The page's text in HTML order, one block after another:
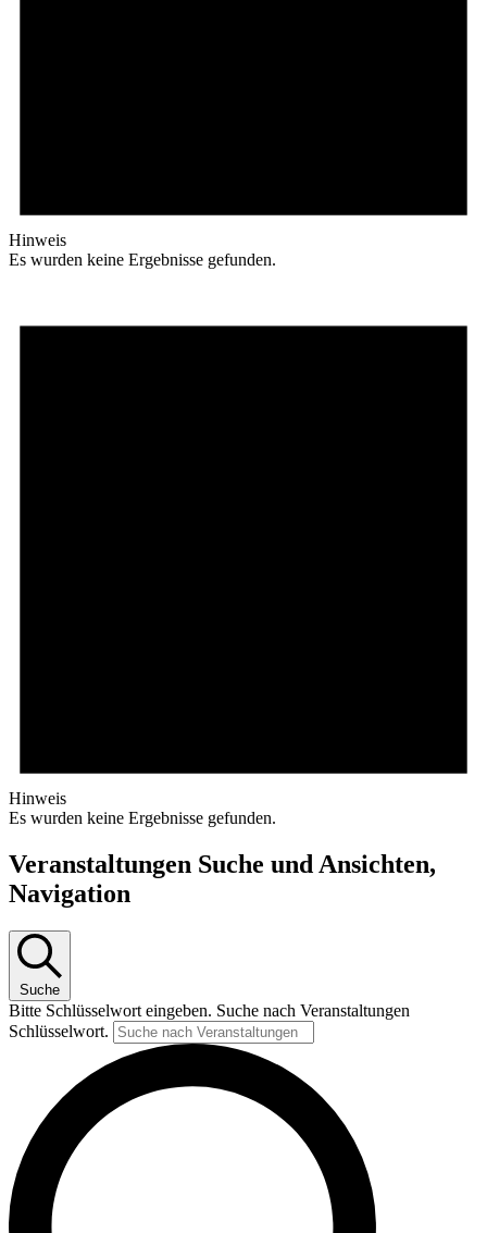
Hinweis
Es wurden keine Ergebnisse gefunden.
Hinweis
Es wurden keine Ergebnisse gefunden.
Veranstaltungen Suche und Ansichten,
Navigation
Suche
Bitte Schlüsselwort eingeben. Suche nach Veranstaltungen
Schlüsselwort.